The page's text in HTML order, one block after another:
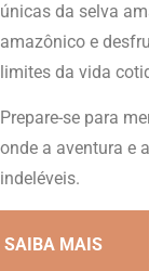
únicas da selva
amazônico e
limites da vida
Prepare-se para
onde a aventura e
indeléveis.
SAIBA MAIS